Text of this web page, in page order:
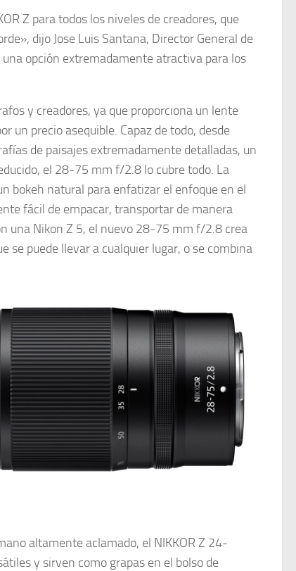
Z para todos los niveles de creadores, que
dijo Jose Luis Santana, Director General de
opción extremadamente atractiva para los
y creadores, ya que proporciona un lente
un precio asequible. Capaz de todo, desde
de paisajes extremadamente detalladas, un
el 28-75 mm f/2.8 lo cubre todo. La
bokeh natural para enfatizar el enfoque en el
fácil de empacar, transportar de manera
una Nikon Z 5, el nuevo 28-75 mm f/2.8 crea
se puede llevar a cualquier lugar, o se combina
altamente aclamado, el NIKKOR Z 24-
y sirven como grapas en el bolso de